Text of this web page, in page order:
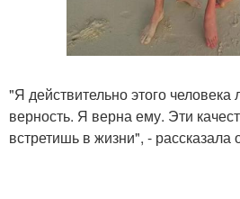
"Я действительно этого
верность. Я верна ему. Эти
встретишь в жизни", - рассказала